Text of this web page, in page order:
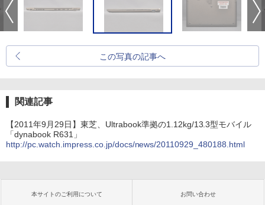
この写真の記事へ
関連記事
【2011年9月29日】東芝、Ultrabook準拠の1.12kg/13.3型モバイル
「dynabook R631」
http://pc.watch.impress.co.jp/docs/news/20110929_480188.html
本サイトのご利用について お問い合わせ